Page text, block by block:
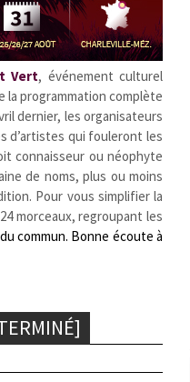
Vert, événement culturel
la programmation complète
dernier, les organisateurs
d’artistes qui fouleront les
connaisseur ou néophyte
de noms, plus ou moins
Pour vous simplifier la
morceaux, regroupant les
commun. Bonne écoute à